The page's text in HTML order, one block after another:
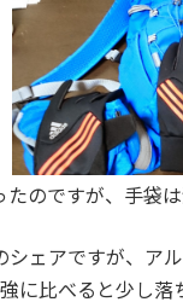
のですが、手袋
ェアですが、ア
に比べると少し